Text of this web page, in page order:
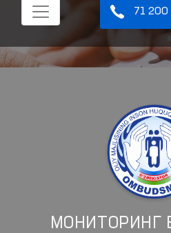
71 200
МОНИТОРИНГ